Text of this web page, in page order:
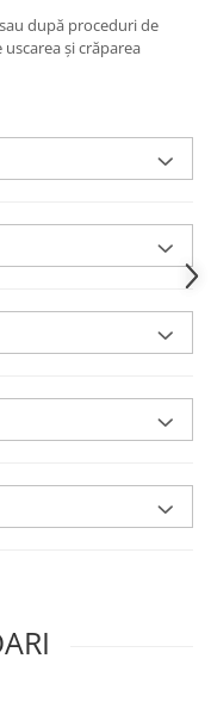
după proceduri de
și crăparea